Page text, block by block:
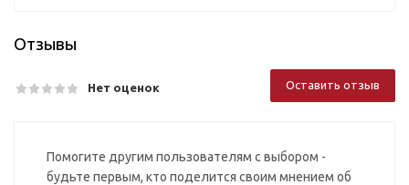
Отзывы
Нет оценок Оставить отзыв
Помогите другим пользователям с выбором -
будьте первым, кто поделится своим мнением об